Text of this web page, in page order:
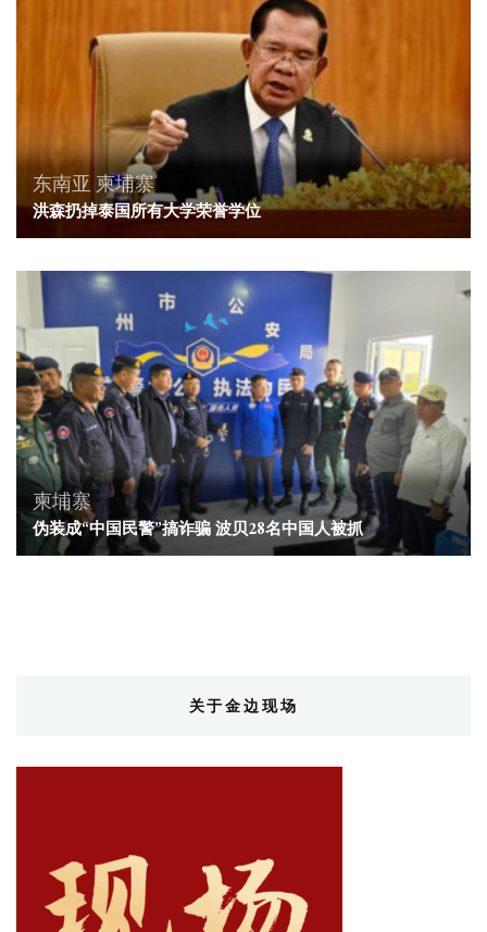
东南亚 柬埔寨
洪森扔掉泰国所有大学荣誉学位
柬埔寨
伪装成“中国民警”搞诈骗 波贝28名中国人被抓
关于金边现场